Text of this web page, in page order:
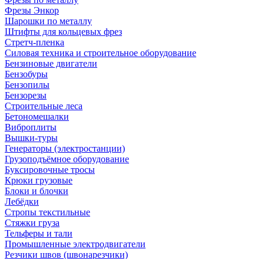
Фрезы Энкор
Шарошки по металлу
Штифты для кольцевых фрез
Стретч-пленка
Силовая техника и строительное оборудование
Бензиновые двигатели
Бензобуры
Бензопилы
Бензорезы
Строительные леса
Бетономешалки
Виброплиты
Вышки-туры
Генераторы (электростанции)
Грузоподъёмное оборудование
Буксировочные тросы
Крюки грузовые
Блоки и блочки
Лебёдки
Стропы текстильные
Стяжки груза
Тельферы и тали
Промышленные электродвигатели
Резчики швов (швонарезчики)